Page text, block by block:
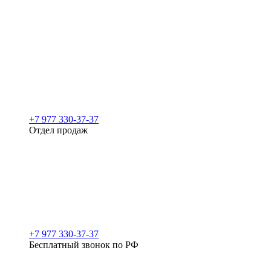
+7 977 330-37-37
Отдел продаж
+7 977 330-37-37
Бесплатный звонок по РФ